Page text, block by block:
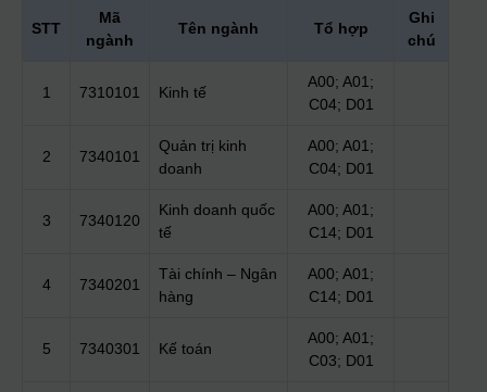
STT
Mã
ngành
Tên ngành Tổ hợp
Ghi
chú
1 7310101 Kinh tế
A00; A01;
C04; D01
2 7340101
Quản trị kinh
doanh
A00; A01;
C04; D01
3 7340120
Kinh doanh quốc
tế
A00; A01;
C14; D01
4 7340201
Tài chính – Ngân
hàng
A00; A01;
C14; D01
5 7340301 Kế toán
A00; A01;
C03; D01